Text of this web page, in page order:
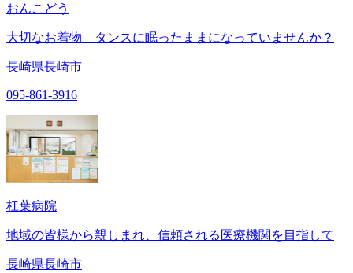
おんこどう
大切なお着物 タンスに眠ったままになっていませんか？
長崎県長崎市
095-861-3916
杠葉病院
地域の皆様から親しまれ、信頼される医療機関を目指して
長崎県長崎市